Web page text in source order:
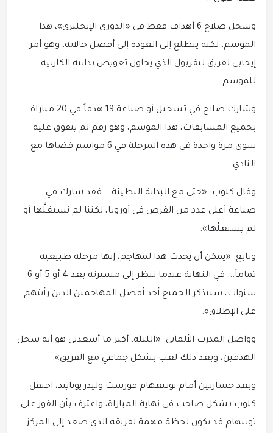
وسجل صلاح 6 أهداف فقط في «الدوري الإنجليزي»، هذا
الموسم، لكنه يتطلع إلى العودة إلى أفضل حالاته، وهو أمر
إيجابي لفريق ليفربول الذي يحاول تعويض بدايته الكارثية
للموسم.
وشارك صلاح في تسجيل أو صناعة 19 هدفاً في 20 مباراة
بجميع المسابقات، هذا الموسم، وهو رقم لم يتفوق عليه
سوى مرة واحدة في هذه المرحلة في 6 مواسم قضاها مع
النادي.
وقال كلوب: «حتى مع البداية البطيئة... فقد شارك في
صناعة أعلى عدد من الفرص في أوروبا، لكننا لم نستغلَّها أو
لم يستغلّها».
وتابع: «يمكن أن يحدث هذا لمهاجم، إنها مرحلة طبيعية
تماماً... في النهاية عندما تنظر إلى مسيرته بعد 4 أو 5 أو 6
سنوات، سيتذكر الجميع أحد أفضل المهاجمين الذين رأيتهم
على الإطلاق».
وواصل المدرب الألماني: «الليلة، أكثر ما أسعدني هو أنه سجل
الهدفين، وبعد ذلك لعب بشكل جماعي مع الفريق».
وبعد خسارتين أمام نوتنغهام فورست وليدز يونايتد، احتفل
كلوب بشكل صاخب في نهاية المباراة، واعترف بأن الفوز على
توتنهام قد يكون لحظة مهمة لفريقه الذي صعد إلى المركز